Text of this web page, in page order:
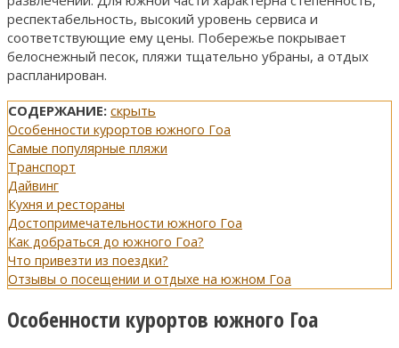
респектабельность, высокий уровень сервиса и
соответствующие ему цены. Побережье покрывает
белоснежный песок, пляжи тщательно убраны, а отдых
распланирован.
СОДЕРЖАНИЕ: скрыть
Особенности курортов южного Гоа
Самые популярные пляжи
Транспорт
Дайвинг
Кухня и рестораны
Достопримечательности южного Гоа
Как добраться до южного Гоа?
Что привезти из поездки?
Отзывы о посещении и отдыхе на южном Гоа
Особенности курортов южного Гоа